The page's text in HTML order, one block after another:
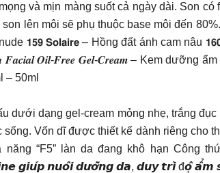
và mịn màng suốt cả ngày dài. Son có
lên môi sẽ phụ thuộc base môi đến
𝟭𝟱𝟵 𝗦𝗼𝗹𝗮𝗶𝗿𝗲 – Hồng đất ánh cam nâu
𝑭𝒂𝒄𝒊𝒂𝒍 𝑶𝒊𝒍-𝑭𝒓𝒆𝒆 𝑮𝒆𝒍-𝑪𝒓𝒆𝒂𝒎 – Kem
– 50ml
dưới dạng gel-cream mỏng nhẹ, trắng
sống. Vốn dĩ được thiết kế dành riêng cho
năng “F5” làn da đang khô hạn
𝙜𝙞𝙪́𝙥 𝙣𝙪𝙤̂𝙞 𝙙𝙪̛𝙤̛̃𝙣𝙜 𝙙𝙖, 𝙙𝙪𝙮 𝙩𝙧𝙞̀ đ𝙤̣̂ 𝙖̂̉𝙢